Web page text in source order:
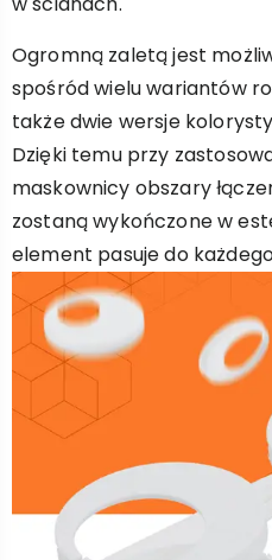
Ogromną zaletą jest
spośród wielu wariantów
także dwie wersje
Dzięki temu przy
maskownicy obszary
zostaną wykończone w
element pasuje do